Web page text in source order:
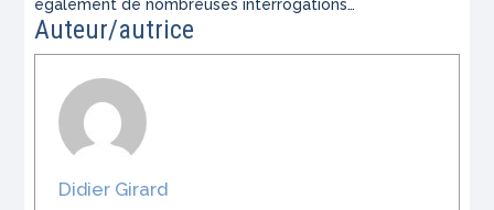
également de nombreuses interrogations…
Auteur/autrice
Didier Girard